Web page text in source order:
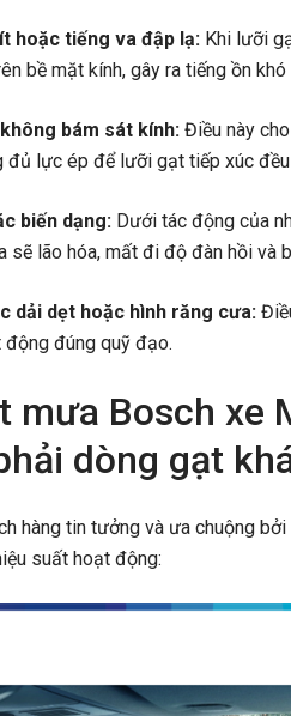
hoặc tiếng va đập lạ: Khi lưỡi
bề mặt kính, gây ra tiếng ồn khó
bám sát kính: Điều này
đủ lực ép để lưỡi gạt tiếp xúc
biến dạng: Dưới tác động của
lão hóa, mất đi độ đàn hồi và
dải dẹt hoặc hình răng cưa:
động đúng quỹ đạo.
mưa Bosch xe
dòng gạt
hàng tin tưởng và ưa chuộng
suất hoạt động: